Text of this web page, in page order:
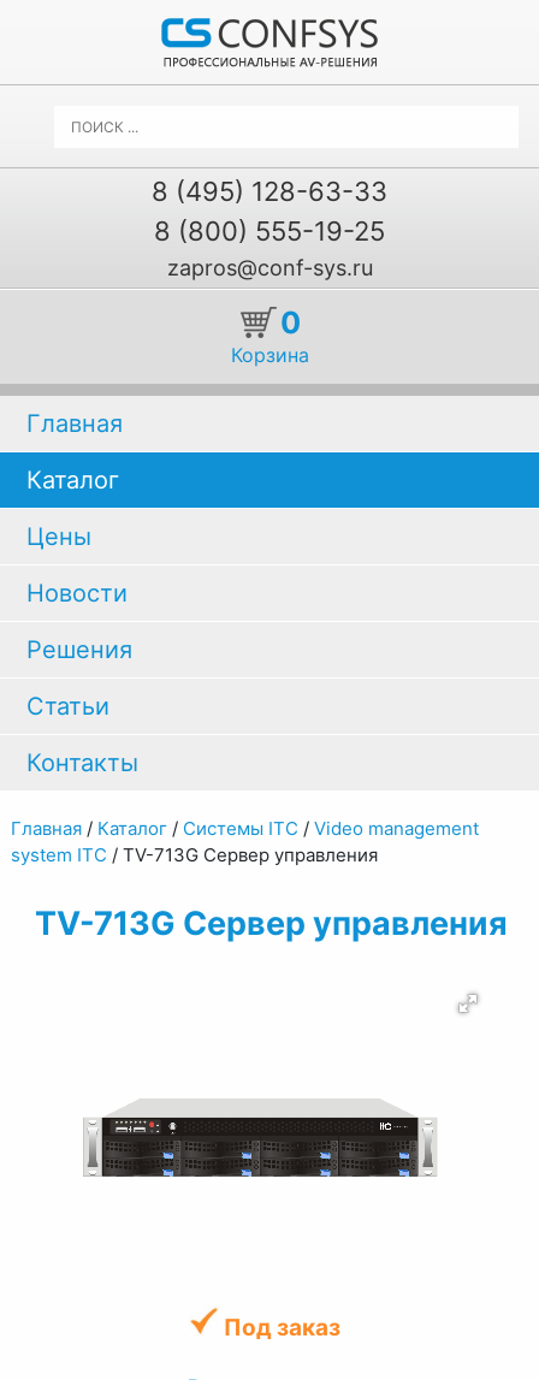
8 (495) 128-63-33
8 (800) 555-19-25
zapros@conf-sys.ru
0
Корзина
Главная
Каталог
Цены
Новости
Решения
Статьи
Контакты
Главная/ Каталог/ Системы ITC / Video management
system ITC / TV-713G Сервер управления
TV-713G Сервер управления
Под заказ